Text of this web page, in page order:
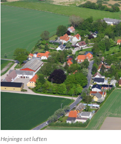
Hejninge set luften